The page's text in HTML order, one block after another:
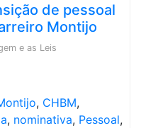
de pessoal
Montijo
e as Leis
, CHBM,
, nominativa, Pessoal,